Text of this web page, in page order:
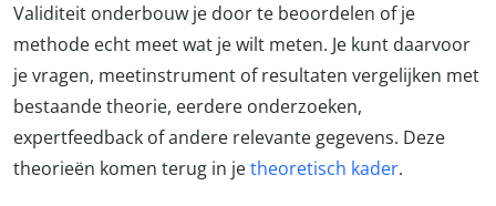
Validiteit onderbouw je door te beoordelen of je
methode echt meet wat je wilt meten. Je kunt daarvoor
je vragen, meetinstrument of resultaten vergelijken met
bestaande theorie, eerdere onderzoeken,
expertfeedback of andere relevante gegevens. Deze
theorieën komen terug in jetheoretisch kader.